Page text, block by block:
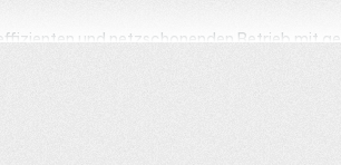
und netzschonenden Betrieb mit
Objektbereich. Mit der Schutzart